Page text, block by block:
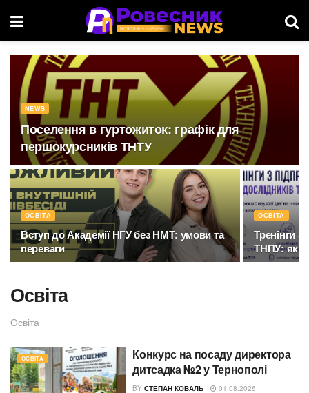
NEWS
Поселення в гуртожиток: графік для
першокурсників ТНТУ
ОСВІТА
Вступ до Академії НГУ без НМТ: умови та
переваги
ОСВІТА
Тренінги
ТНПУ: як
Освіта
Освіта
ОСВІТА
Конкурс на посаду директора
дитсадка №2 у Тернополі
BY СТЕПАН КОВАЛЬ 01.08.2026